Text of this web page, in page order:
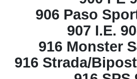
906 Paso
907 I.E.
916 Monster
916 Strada/